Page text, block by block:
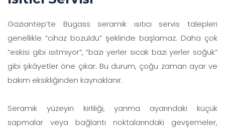
Gaziantep’te Bugass seramik ısıtıcı servis talepleri
genellikle “cihaz bozuldu” şeklinde başlamaz. Daha çok
“eskisi gibi ısıtmıyor”, “bazı yerler sıcak bazı yerler soğuk”
gibi şikâyetler öne çıkar. Bu durum, çoğu zaman ayar ve
bakım eksikliğinden kaynaklanır.
Seramik yüzeyin kirliliği, yanma ayarındaki küçük
sapmalar veya bağlantı noktalarındaki gevşemeler,